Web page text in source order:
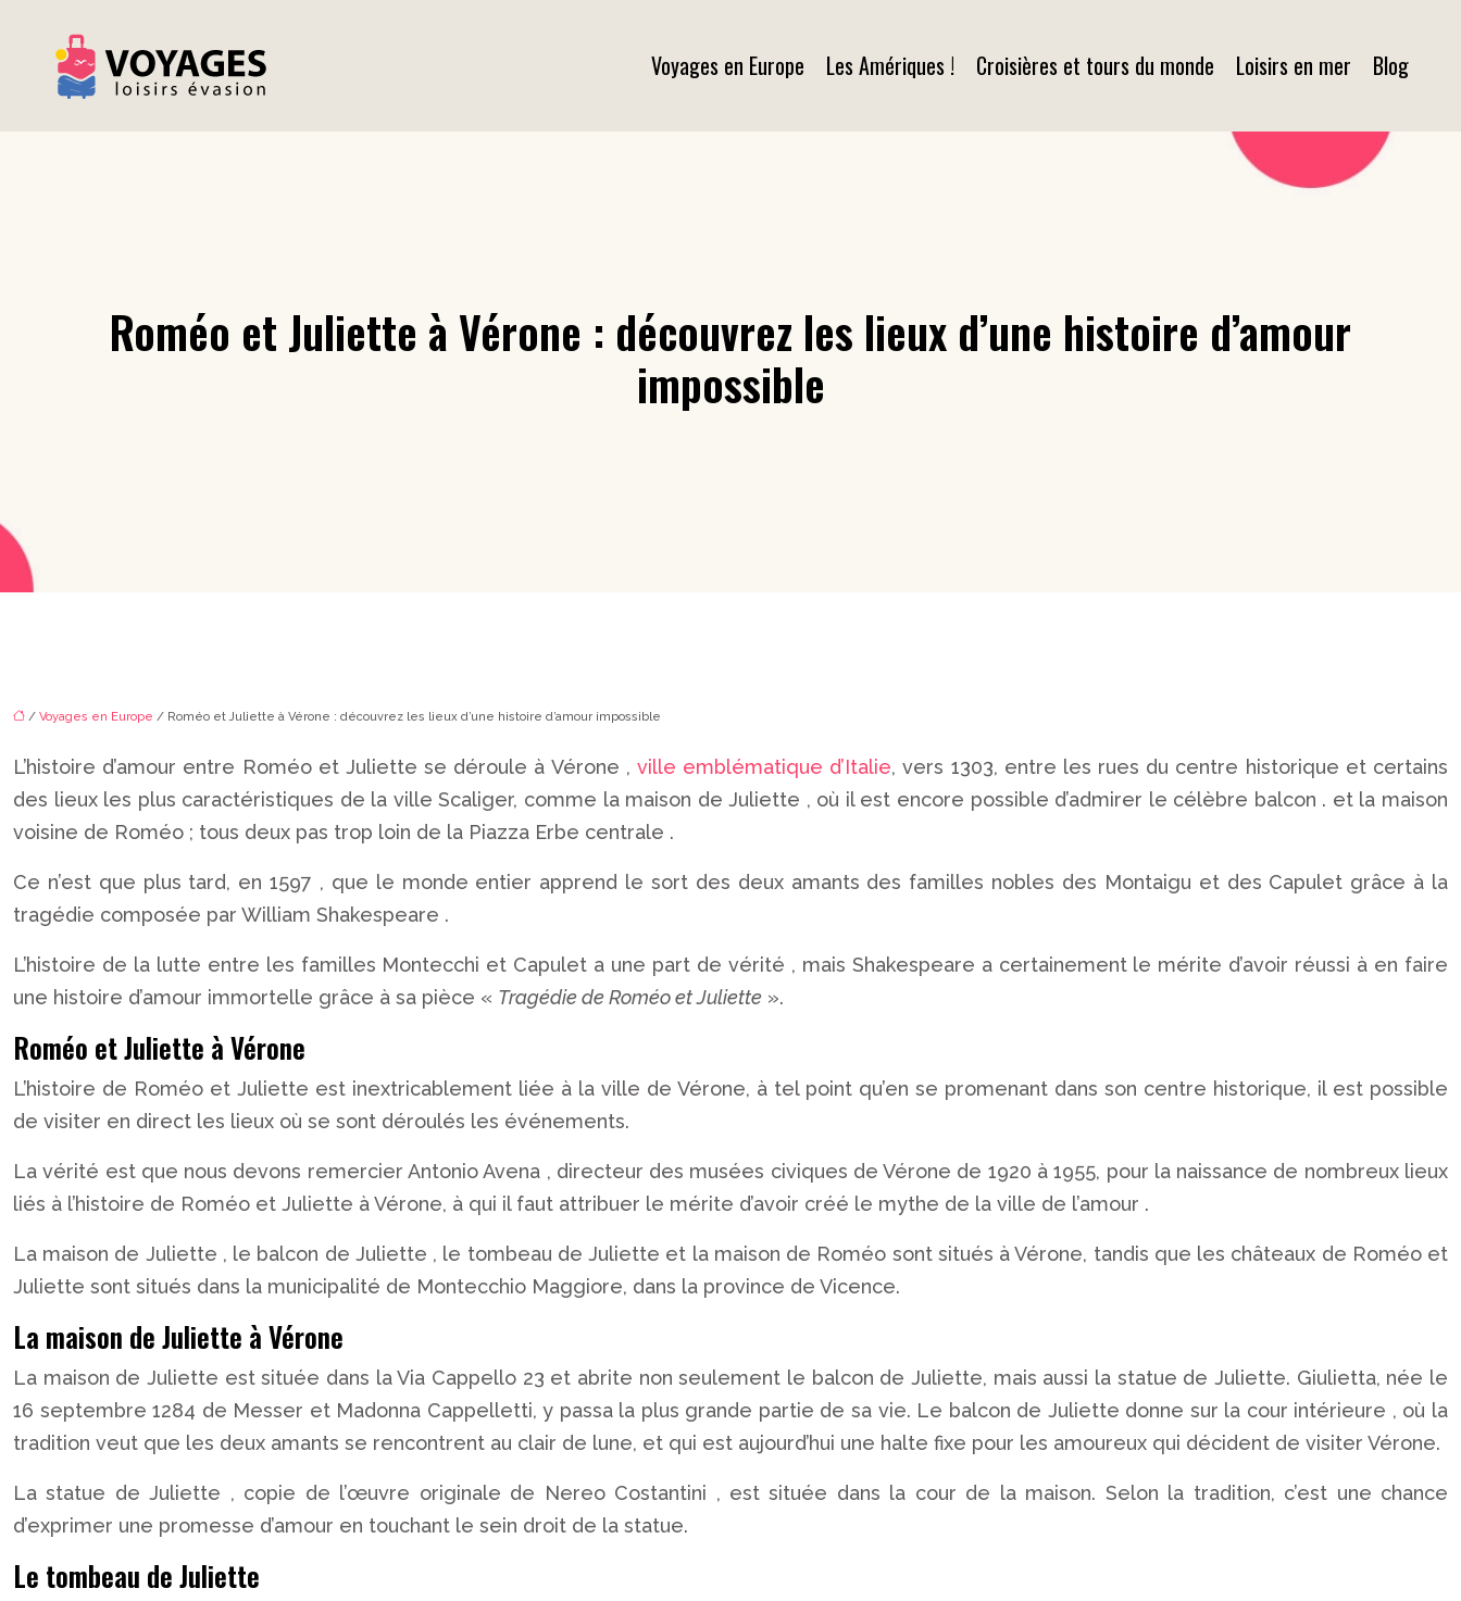
Voyages en Europe Les Amériques ! Croisières et tours du monde Loisirs en mer Blog
Roméo et Juliette à Vérone : découvrez les lieux d’une histoire d’amour
impossible
/ Voyages en Europe / Roméo et Juliette à Vérone : découvrez les lieux d’une histoire d’amour impossible
L’histoire d’amour entre Roméo et Juliette se déroule à Vérone , ville emblématique d’Italie, vers 1303, entre les rues du centre historique et certains
des lieux les plus caractéristiques de la ville Scaliger, comme la maison de Juliette , où il est encore possible d’admirer le célèbre balcon . et la maison
voisine de Roméo ; tous deux pas trop loin de la Piazza Erbe centrale .
Ce n’est que plus tard, en 1597 , que le monde entier apprend le sort des deux amants des familles nobles des Montaigu et des Capulet grâce à la
tragédie composée par William Shakespeare .
L’histoire de la lutte entre les familles Montecchi et Capulet a une part de vérité , mais Shakespeare a certainement le mérite d’avoir réussi à en faire
une histoire d’amour immortelle grâce à sa pièce « Tragédie de Roméo et Juliette ».
Roméo et Juliette à Vérone
L’histoire de Roméo et Juliette est inextricablement liée à la ville de Vérone, à tel point qu’en se promenant dans son centre historique, il est possible
de visiter en direct les lieux où se sont déroulés les événements.
La vérité est que nous devons remercier Antonio Avena , directeur des musées civiques de Vérone de 1920 à 1955, pour la naissance de nombreux lieux
liés à l’histoire de Roméo et Juliette à Vérone, à qui il faut attribuer le mérite d’avoir créé le mythe de la ville de l’amour .
La maison de Juliette , le balcon de Juliette , le tombeau de Juliette et la maison de Roméo sont situés à Vérone, tandis que les châteaux de Roméo et
Juliette sont situés dans la municipalité de Montecchio Maggiore, dans la province de Vicence.
La maison de Juliette à Vérone
La maison de Juliette est située dans la Via Cappello 23 et abrite non seulement le balcon de Juliette, mais aussi la statue de Juliette. Giulietta, née le
16 septembre 1284 de Messer et Madonna Cappelletti, y passa la plus grande partie de sa vie. Le balcon de Juliette donne sur la cour intérieure , où la
tradition veut que les deux amants se rencontrent au clair de lune, et qui est aujourd’hui une halte fixe pour les amoureux qui décident de visiter Vérone.
La statue de Juliette , copie de l’œuvre originale de Nereo Costantini , est située dans la cour de la maison. Selon la tradition, c’est une chance
d’exprimer une promesse d’amour en touchant le sein droit de la statue.
Le tombeau de Juliette